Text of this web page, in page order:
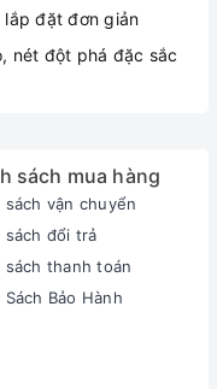
đặt đơn giản
nét đột phá đặc sắc
sách mua hàng
sách vận chuyển
sách đổi trả
sách thanh toán
Sách Bảo Hành